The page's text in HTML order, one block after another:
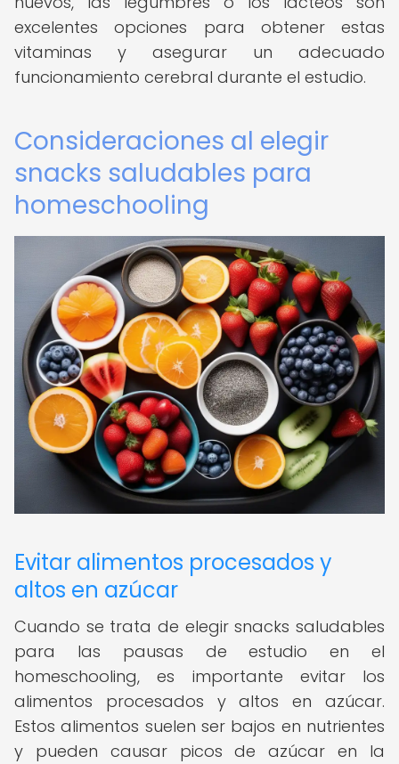
excelentes opciones para obtener estas
vitaminas y asegurar un adecuado
funcionamiento cerebral durante el estudio.
Consideraciones al elegir
snacks saludables para
homeschooling
Evitar alimentos procesados y
altos en azúcar
Cuando se trata de elegir snacks saludables
para las pausas de estudio en el
homeschooling, es importante evitar los
alimentos procesados y altos en azúcar.
Estos alimentos suelen ser bajos en nutrientes
y pueden causar picos de azúcar en la